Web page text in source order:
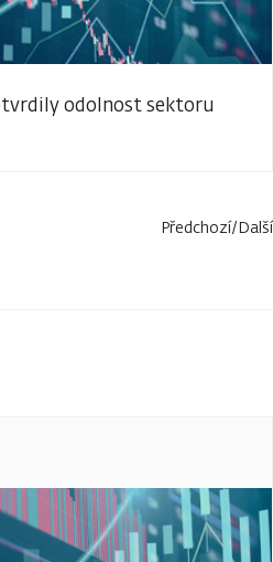
odolnost sektoru
Předchozí/Další